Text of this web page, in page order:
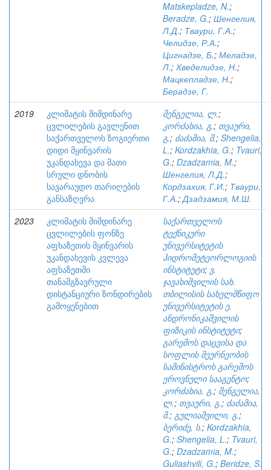
Matskepladze, N.;
Beradze, G.; Шенгелия,
Л.Д.; Тваури, Г.А.;
Челидзе, Р.А.;
Цигнадзе, Б.; Меладзе,
Л.; Хведелидзе, Н.;
Мацкепладзе, Н.;
Берадзе, Г.
2019
კლიმატის მიმდინარე
ცვლილების გავლენით
საქართველოს ზოგიერთი
დიდი მყინვარის
უკანდახევა და მათი
სრული დნობის
სავარაუდო თარიღების
განსაზღვრა
შენგელია, ლ.;
კორძახია, გ.; თვაური,
გ.; ძაძამია, მ.; Shengelia,
L.; Kordzakhia, G.; Tvauri,
G.; Dzadzamia, M.;
Шенгелия, Л.Д.;
Кордзахия, Г.И.; Тваури,
Г.А.;Дзадзамия, М.Ш.
2023
კლიმატის მიმდინარე
ცვლილების ფონზე
აფხაზეთის მყინვარის
უკანდახევის კვლევა
აფხაზეთში
თანამგზავრული
დისტანციური ზონდირების
გამოყენებით
საქართველოს
ტექნიკური
უნივერსიტეტის
ჰიდრომეტეორლოგიის
ინსტიტუტი; ვ.
ჯავახიშვილის სახ.
თბილისის სახელმწიფო
უნივერსიტეტის ე.
ანდრონიკაშვილის
ფიზიკის ინსტიტუტი;
გარემოს დაცვისა და
სოფლის მეურნეობის
სამინისტროს გარემოს
ეროვნული სააგენტო;
კორძახია, გ.; შენგელია,
ლ.; თვაური, გ.; ძაძამია,
მ.; გულიაშვილი, გ.;
ბერიძე, ს.; Kordzakhia,
G.; Shengelia, L.; Tvauri,
G.; Dzadzamia, M.;
Guliashvili, G.; Beridze, S.